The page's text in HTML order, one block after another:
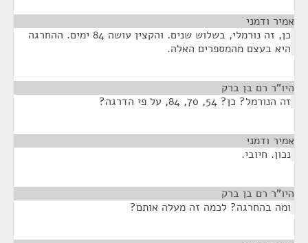
אמיר ודמני
כן, זה נורמלי, בשלוש שנים. והקצין עושה 84 ימים. ההחרגה
היא בעצם מהמספרים האלה.
היו"ר רם בן ברק
זה הנורמל? כן? 54, 70, 84, על פי הדרגה?
אמיר ודמני
נכון. חיובי.
היו"ר רם בן ברק
ומה בהחרגה? לכמה זה מעלה אותם?